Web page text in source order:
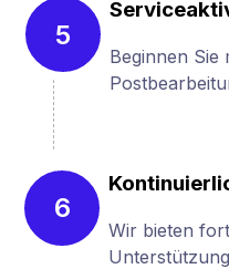
5
Beginnen
6
Wir bieten